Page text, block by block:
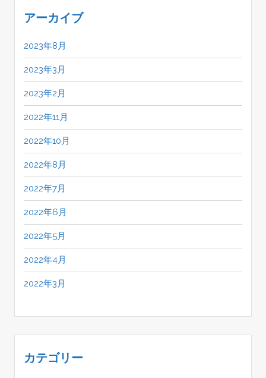
アーカイブ
2023年8月
2023年3月
2023年2月
2022年11月
2022年10月
2022年8月
2022年7月
2022年6月
2022年5月
2022年4月
2022年3月
カテゴリー